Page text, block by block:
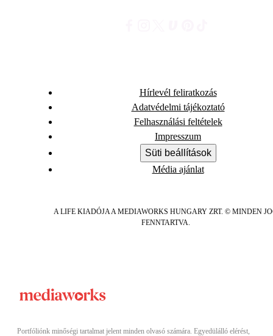
Hírlevél feliratkozás
Adatvédelmi tájékoztató
Felhasználási feltételek
Impresszum
Süti beállítások
Média ajánlat
A LIFE KIADÓJA A MEDIAWORKS HUNGARY ZRT. © MINDEN
FENNTARTVA.
Portfóliónk minőségi tartalmat jelent minden olvasó számára. Egyedülálló elérést,